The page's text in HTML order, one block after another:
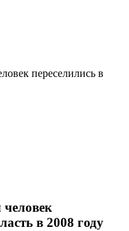
переселились в
в 2008 году